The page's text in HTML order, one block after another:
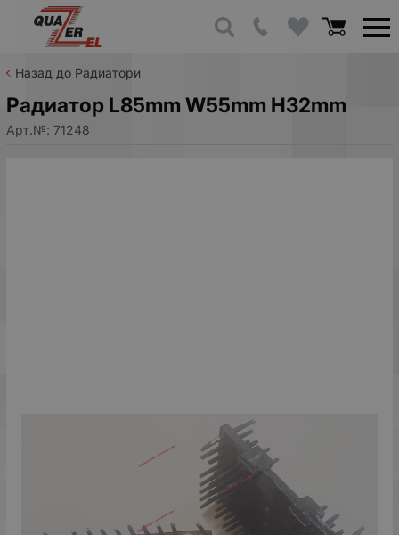
Назад до Радиатори
Радиатор L85mm W55mm H32mm
Арт.№: 71248